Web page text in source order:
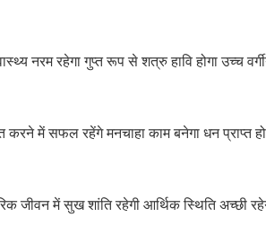
नरम रहेगा गुप्त रूप से शत्रु हावि होगा उच्च
में सफल रहेंगे मनचाहा काम बनेगा धन प्राप्त
जीवन में सुख शांति रहेगी आर्थिक स्थिति अच्छी